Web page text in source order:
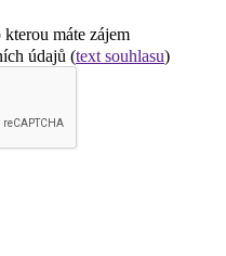
kterou máte zájem
údajů (text souhlasu)